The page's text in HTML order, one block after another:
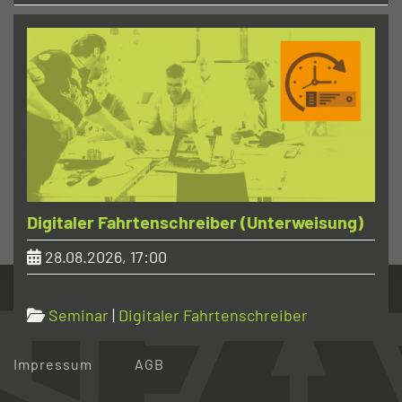
Digitaler Fahrtenschreiber (Unterweisung)
28.08.2026, 17:00
Seminar | Digitaler Fahrtenschreiber
Datenschutz
Impressum AGB